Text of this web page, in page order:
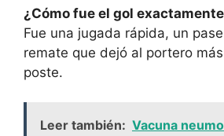
¿Cómo fue el gol
Fue una jugada rápida, un
remate que dejó al portero
poste.
Leer también: Vacuna